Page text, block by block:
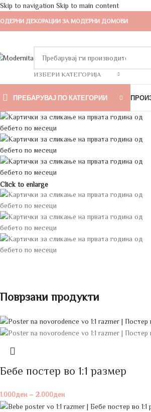
Skip to navigation Skip to main content
ДЕКОРАЦИИ ЗА МОДЕРНИ ДОМОВИ
ИЗБЕРИ КАТЕГОРИЈА
ПРЕБАРУВАЈ ПО КАТЕГОРИИ
Click to enlarge
Поврзани продукти
Бебе постeр во 1:1 размер
1.000ден– 2.000ден